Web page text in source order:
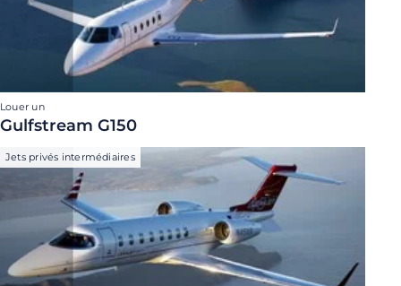
Louer un
Gulfstream G150
Jets privés intermédiaires